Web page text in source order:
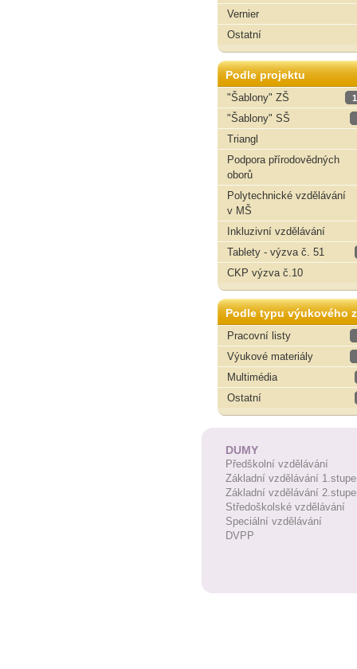
Vernier
Ostatní
Podle projektu
"Šablony" ZŠ
"Šablony" SŠ
Triangl
Podpora přírodovědných
oborů
Polytechnické vzdělávání
v MŠ
Inkluzivní vzdělávání
Tablety - výzva č. 51
CKP výzva č.10
Podle typu výukového
Pracovní listy
Výukové materiály
Multimédia
Ostatní
DUMY
Předškolní vzdělávání
Základní vzdělávání
Základní vzdělávání
Středoškolské vzdělávání
Speciální vzdělávání
DVPP